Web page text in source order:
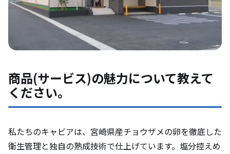
商品(サービス)の魅力について教えて
ください。
私たちのキャビアは、宮崎県産チョウザメの卵を徹底した
衛生管理と独自の熟成技術で仕上げています。塩分控えめ